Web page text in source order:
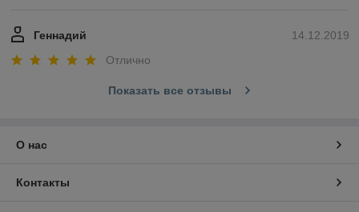
14.12.2019
Геннадий
Отлично
Показать все отзывы
О нас
Контакты